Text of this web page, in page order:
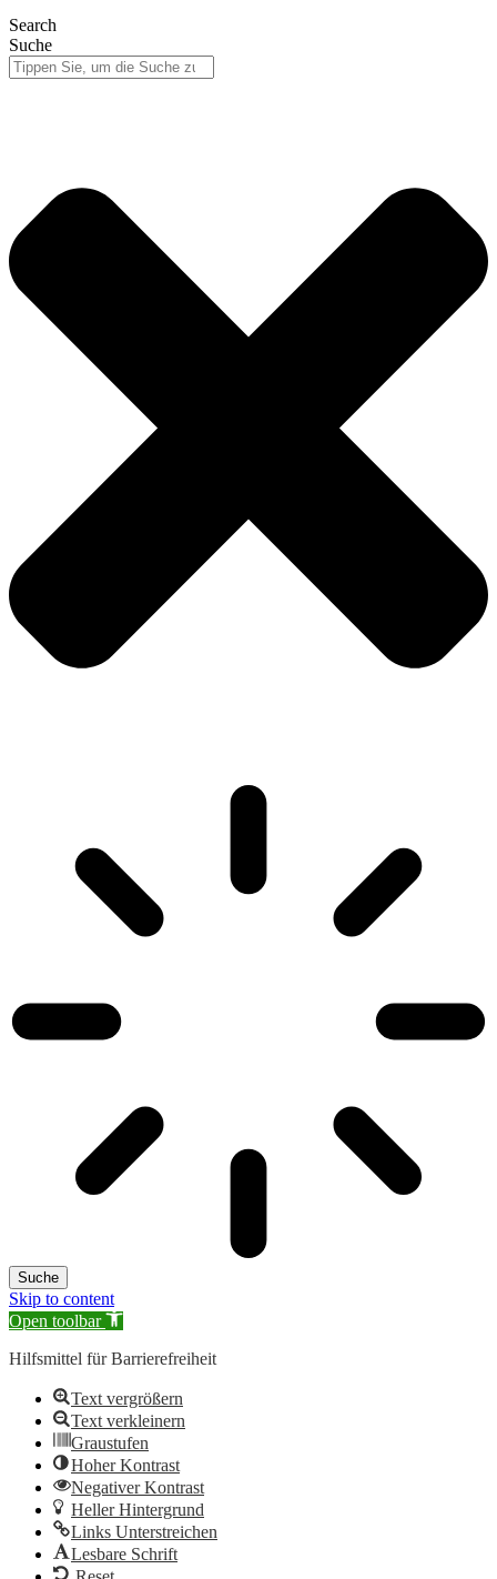
Search
Suche
Suche
Skip to content
Open toolbar
Hilfsmittel für Barrierefreiheit
Text vergrößern
Text verkleinern
Graustufen
Hoher Kontrast
Negativer Kontrast
Heller Hintergrund
Links Unterstreichen
Lesbare Schrift